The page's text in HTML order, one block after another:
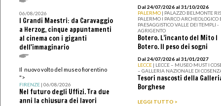
06/08/2026
I Grandi Maestri: da Caravaggio
a Herzog, cinque appuntamenti
al cinema con i giganti
dell'immaginario
Il nuovo volto del museo fiorentino
">
FIRENZE| 06/08/2026
Nel futuro degli Uffizi. Tra due
anni la chiusura dei lavori
Dal 24/07/2026 al 31/10/2026
PALERMO | PALAZZO BELMONTE
PALERMO I PARCO ARCHEOLOGICO
PAESAGGISTICO VALLE DEI TEMPLI -
AGRIGENTO
Botero. L’incanto del Mito I
Botero. Il peso dei sogni
Dal 24/07/2026 al 31/01/2027
LECCE | LECCE – MUSEO MUST I
– GALLERIA NAZIONALE DI
Tesori nascosti della
Borghese
LEGGI TUTTO >